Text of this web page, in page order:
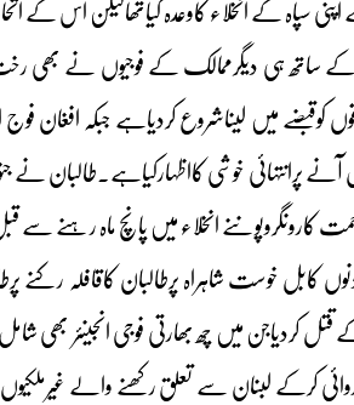
سپاہ کے انخلاء کاوعدہ کیاتھالیکن اس کے
کے ساتھ ہی دیگرممالک کے فوجیوں نے بھی
میں لیناشروع کردیاہے جبکہ افغان فوج
پرانتہائی خوشی کااظہارکیاہے۔طالبان نے
کاروںگروپوںنے انخلاء میں پانچ ماہ رہنے سے
کابل خوست شاہراہ پرطالبان کاقافلہ رکنے
قتل کردیاجن میں چھ بھارتی فوجی انجینئر
کرکے لبنان سے تعلق رکھنے والے